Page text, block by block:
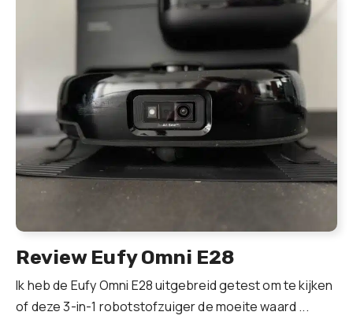
Review Eufy Omni E28
Ik heb de Eufy Omni E28 uitgebreid getest om te kijken
of deze 3-in-1 robotstofzuiger de moeite waard ...